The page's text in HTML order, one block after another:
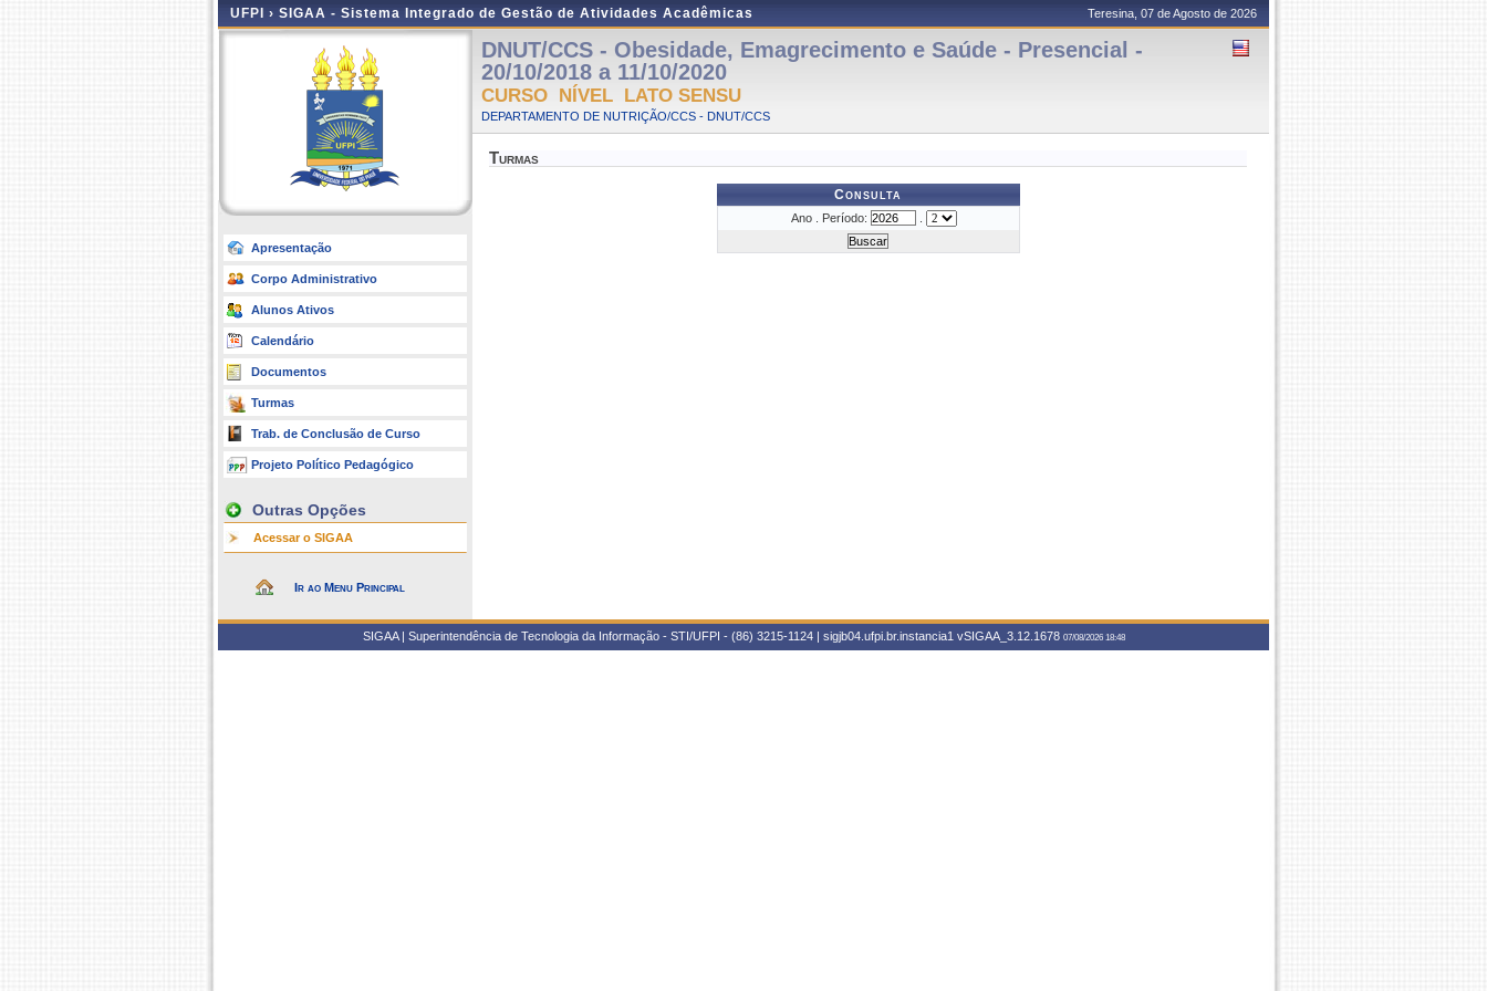
UFPI › SIGAA - Sistema Integrado de Gestão de Atividades Acadêmicas Teresina, 07 de Agosto de 2026
Apresentação
Corpo Administrativo
Alunos Ativos
Calendário
Documentos
Turmas
Trab. de Conclusão de Curso
Projeto Político Pedagógico
Outras Opções
Acessar o SIGAA
Ir ao Menu Principal
DNUT/CCS - Obesidade, Emagrecimento e Saúde - Presencial -
20/10/2018 a 11/10/2020
CURSO NÍVEL LATO SENSU
DEPARTAMENTO DE NUTRIÇÃO/CCS - DNUT/CCS
Turmas
Consulta
Ano . Período:
SIGAA | Superintendência de Tecnologia da Informação - STI/UFPI - (86) 3215-1124 | sigjb04.ufpi.br.instancia1 vSIGAA_3.12.1678 07/08/2026 18:48